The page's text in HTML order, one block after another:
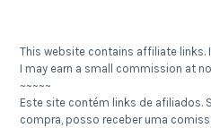
This website contains affiliate links.
I may earn a small commission at
~~~~~
Este site contém links de afiliados.
compra, posso receber uma